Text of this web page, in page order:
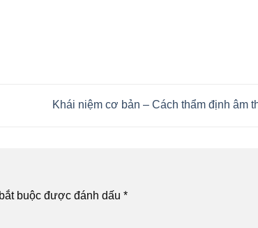
Khái niệm cơ bản – Cách thẩm định âm
buộc được đánh dấu *